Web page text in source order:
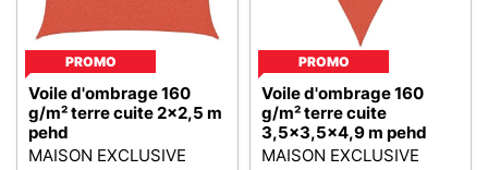
PROMO
Voile d'ombrage 160
g/m² terre cuite 2x2,5 m
pehd
MAISON EXCLUSIVE
PROMO
Voile d'ombrage 160
g/m² terre cuite
3,5x3,5x4,9 m pehd
MAISON EXCLUSIVE